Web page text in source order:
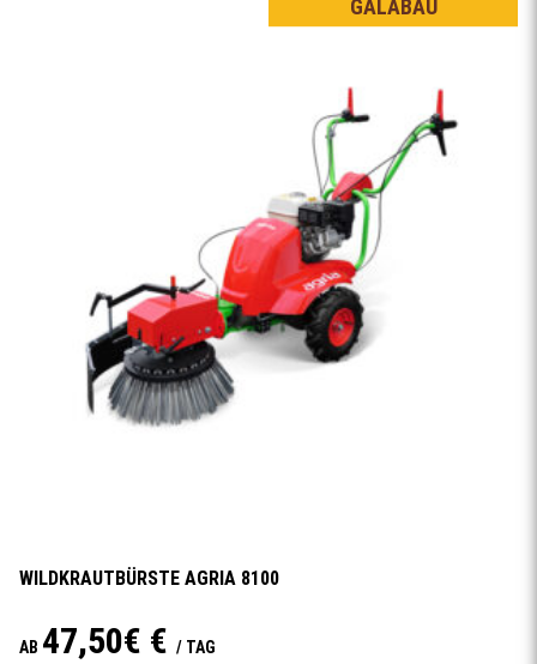
GALABAU
WILDKRAUTBÜRSTE AGRIA 8100
AB 47,50€ € / TAG